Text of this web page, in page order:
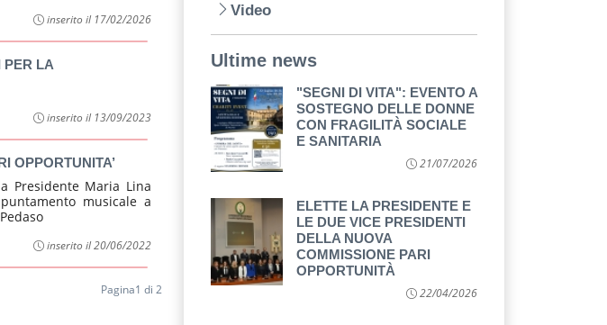
inserito il 17/02/2026
PER LA
inserito il 13/09/2023
OPPORTUNITA’
Presidente Maria Lina
musicale a
inserito il 20/06/2022
Pagina1 di 2
Video
Ultime news
"SEGNI DI VITA": EVENTO A
SOSTEGNO DELLE DONNE
CON FRAGILITÀ SOCIALE
E SANITARIA
21/07/2026
ELETTE LA PRESIDENTE E
LE DUE VICE PRESIDENTI
DELLA NUOVA
COMMISSIONE PARI
OPPORTUNITÀ
22/04/2026